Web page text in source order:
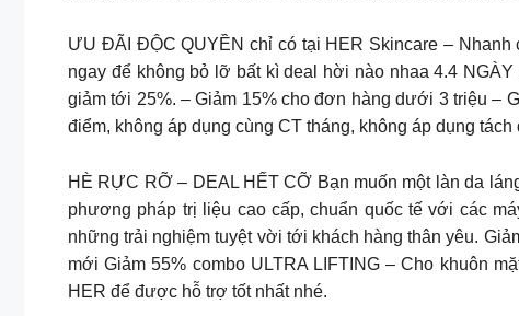
ƯU ĐÃI ĐỘC QUYỀN chỉ có tại HER Skincare –
ngay để không bỏ lỡ bất kì deal hời nào nhaa 4.4
giảm tới 25%. – Giảm 15% cho đơn hàng dưới 3 triệu –
điểm, không áp dụng cùng CT tháng, không áp dụng
HÈ RỰC RỠ – DEAL HẾT CỠ Bạn muốn một làn da
phương pháp trị liệu cao cấp, chuẩn quốc tế với các
những trải nghiệm tuyệt vời tới khách hàng thân yêu.
mới Giảm 55% combo ULTRA LIFTING – Cho khuôn
HER để được hỗ trợ tốt nhất nhé.